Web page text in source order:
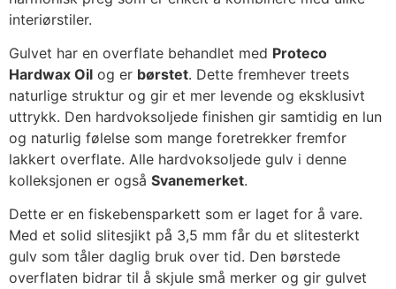
interiørstiler.
Gulvet har en overflate behandlet med Proteco
Hardwax Oil og er børstet. Dette fremhever treets
naturlige struktur og gir et mer levende og eksklusivt
uttrykk. Den hardvoksoljede finishen gir samtidig en lun
og naturlig følelse som mange foretrekker fremfor
lakkert overflate. Alle hardvoksoljede gulv i denne
kolleksjonen er også Svanemerket.
Dette er en fiskebensparkett som er laget for å vare.
Med et solid slitesjikt på 3,5 mm får du et slitesterkt
gulv som tåler daglig bruk over tid. Den børstede
overflaten bidrar til å skjule små merker og gir gulvet